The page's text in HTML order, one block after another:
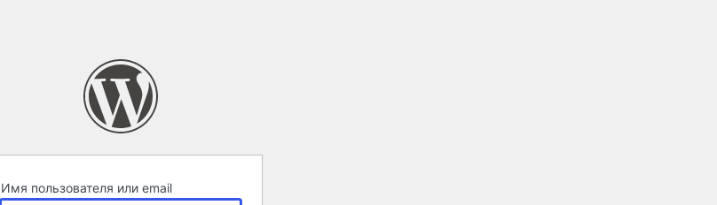
Имя пользователя или email